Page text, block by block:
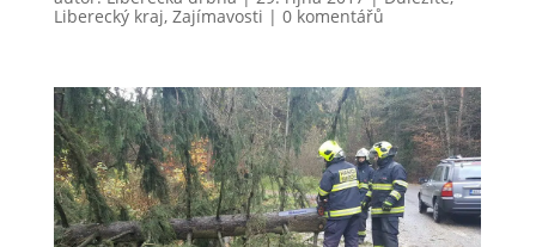
Liberecký kraj, Zajímavosti | 0 komentářů